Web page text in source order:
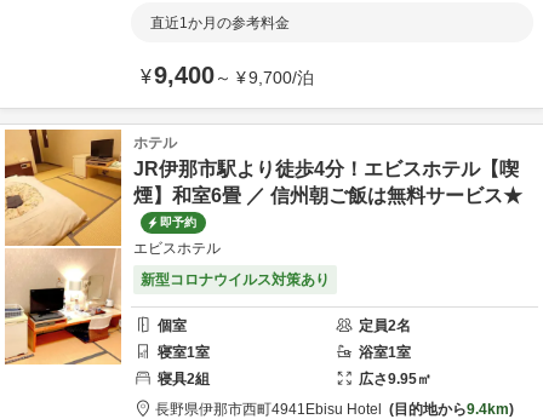
直近1か月の参考料金
¥9,400～ ¥9,700/泊
ホテル
JR伊那市駅より徒歩4分！エビスホテル【喫
煙】和室6畳 ／ 信州朝ご飯は無料サービス★
即予約
エビスホテル
新型コロナウイルス対策あり
個室 定員2名
寝室1室 浴室1室
寝具2組 広さ9.95㎡
長野県伊那市西町4941 Ebisu Hotel 目的地から9.4km